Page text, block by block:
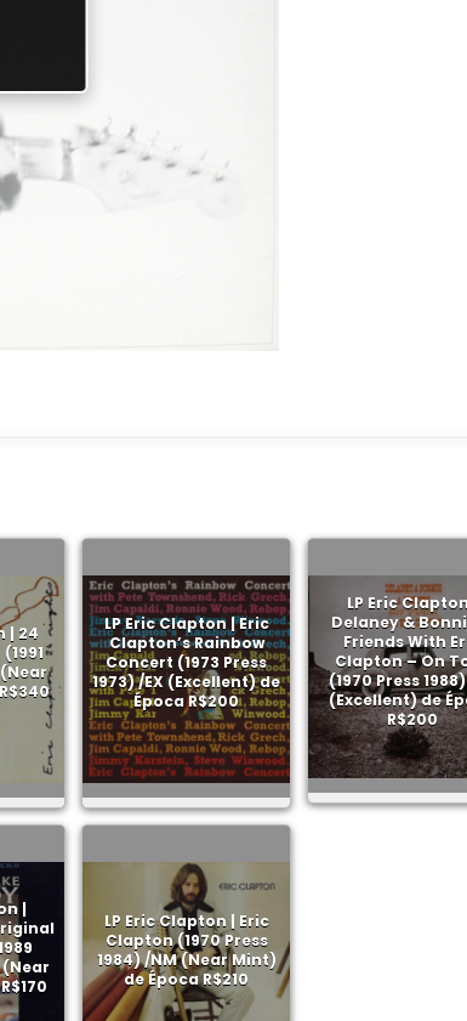
| 24
(Near
LP Eric Clapton | Eric
Clapton’s Rainbow
Concert (1973 Press
1973) /EX (Excellent) de
Época R$200
LP Eric
Delaney &
Friends With
Clapton – On
(1970 Press
(Excellent) de
R$200
|
(Near
LP Eric Clapton | Eric
Clapton (1970 Press
1984) /NM (Near Mint)
de Época R$210